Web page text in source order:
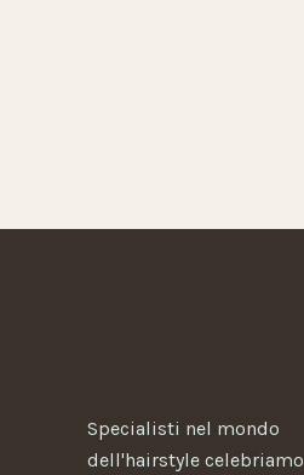
Specialisti nel mondo
dell'hairstyle celebriamo